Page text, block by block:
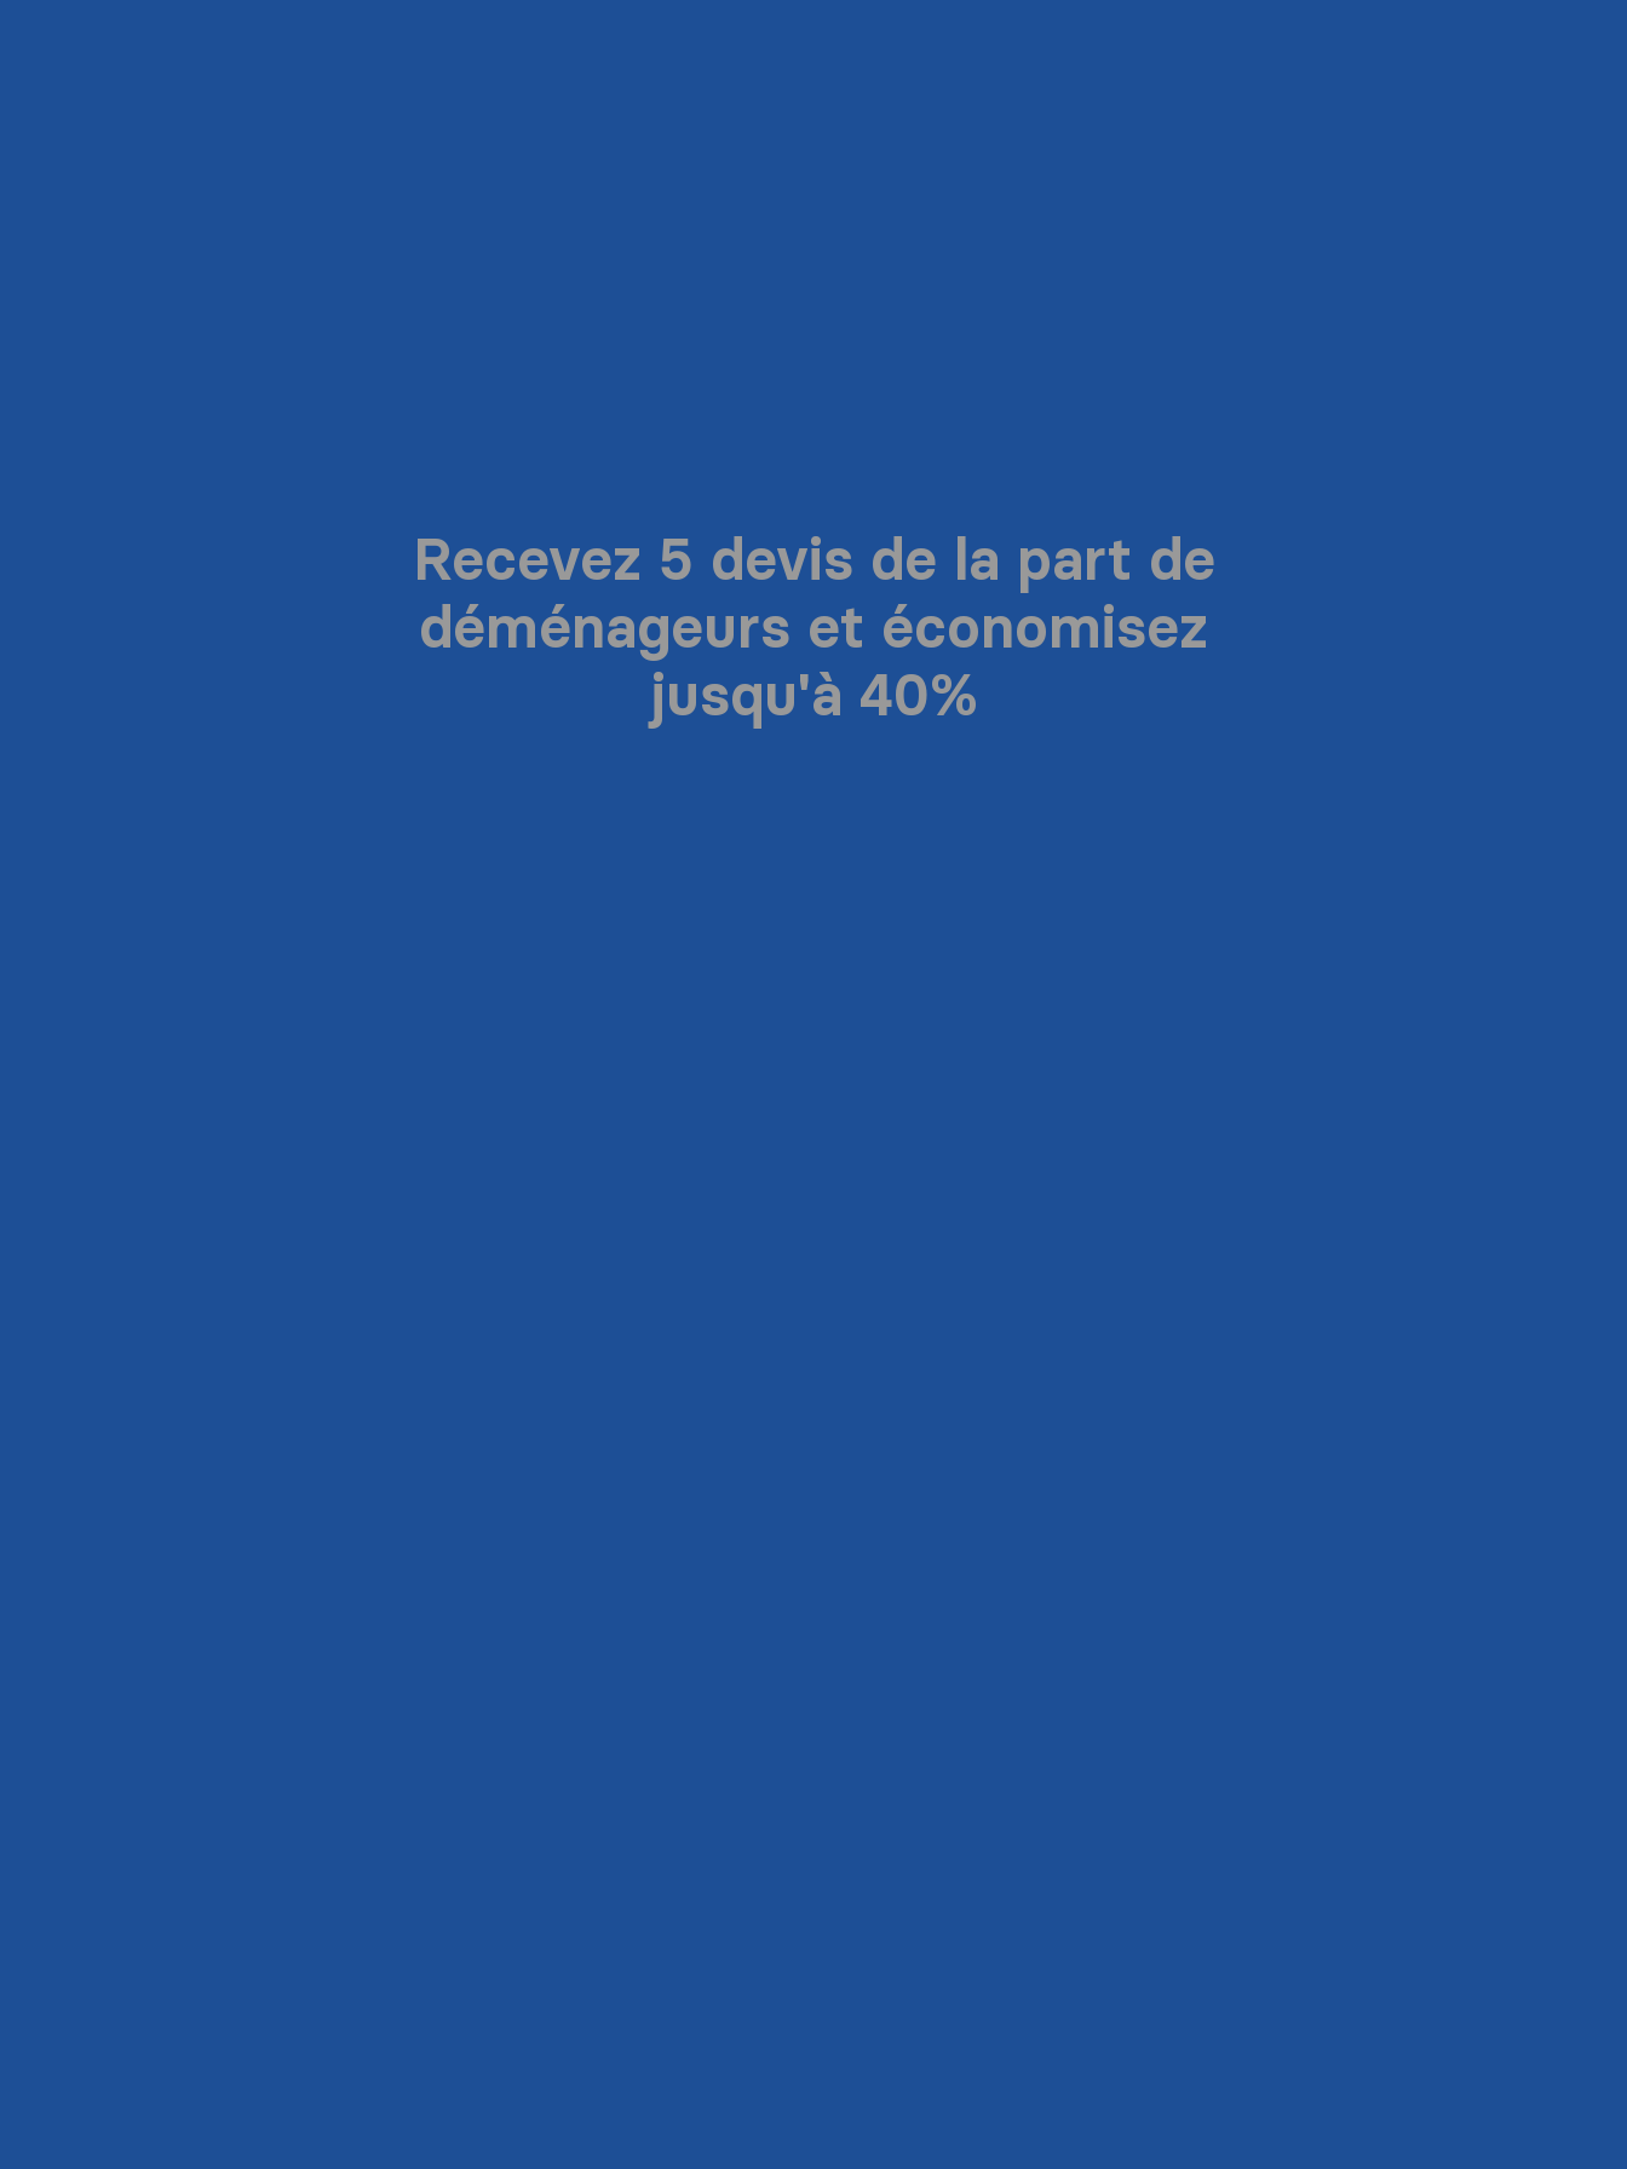
Recevez 5 devis de la part de
déménageurs et économisez
jusqu'à 40%